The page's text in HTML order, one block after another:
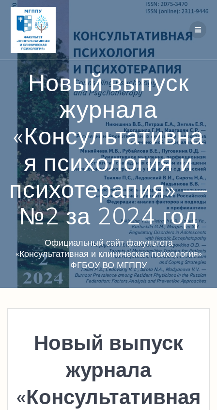
Новый выпуск
журнала
«Консультативна
я психология и
психотерапия» —
№2 за 2024 год
Официальный сайт факультета
«Консультативная и клиническая психология»
ФГБОУ ВО МГППУ
Новый выпуск
журнала
«Консультативная